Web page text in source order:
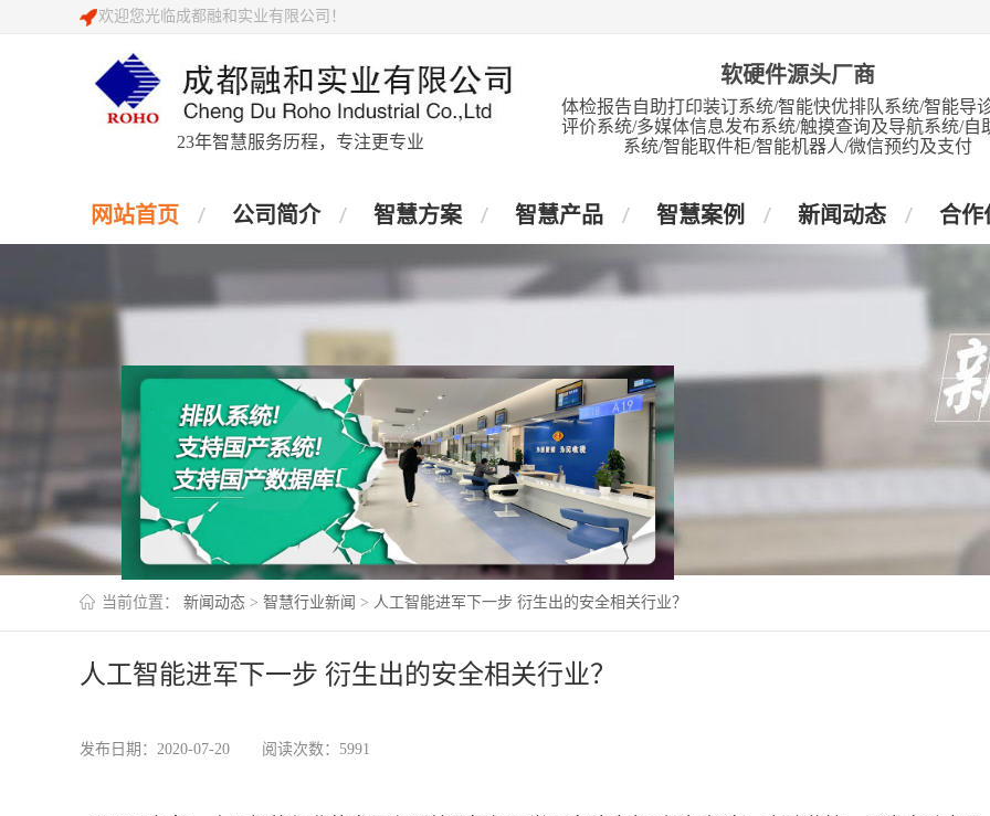
欢迎您光临成都融和实业有限公司！
23年智慧服务历程，专注更专业
软硬件源头厂商
体检报告自助打印装订系统/智能快优排队系统/智能导
评价系统/多媒体信息发布系统/触摸查询及导航系统/自
系统/智能取件柜/智能机器人/微信预约及支付
网站首页 公司简介 智慧方案 智慧产品 智慧案例 新闻动态 合作
当前位置： 新闻动态 > 智慧行业新闻 > 人工智能进军下一步 衍生出的安全相关行业？
人工智能进军下一步 衍生出的安全相关行业？
发布日期：2020-07-20 阅读次数：5991